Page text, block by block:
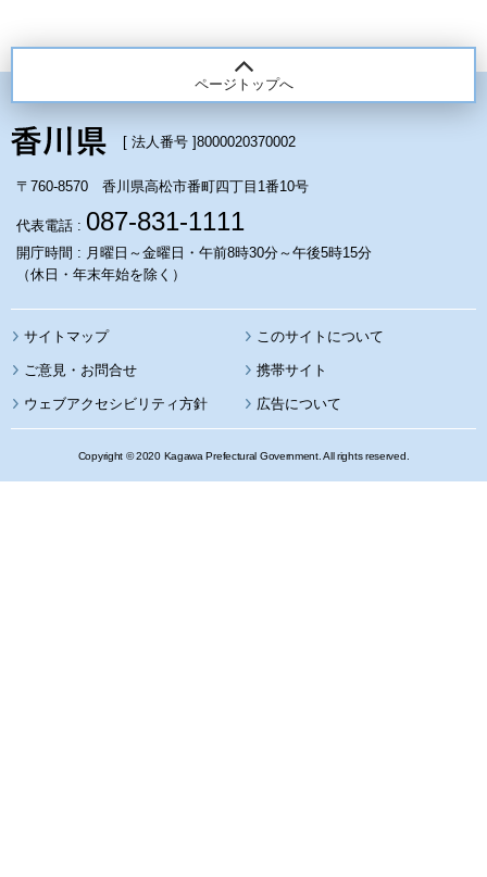
ページトップへ
[ 法人番号 ]8000020370002
〒760-8570 香川県高松市番町四丁目1番10号
代表電話 : 087-831-1111
開庁時間 : 月曜日～金曜日・午前8時30分～午後5時15分
（休日・年末年始を除く）
サイトマップ このサイトについて
携帯サイト
ウェブアクセシビリティ方針 広告について
Copyright © 2020 Kagawa Prefectural Government. All rights reserved.